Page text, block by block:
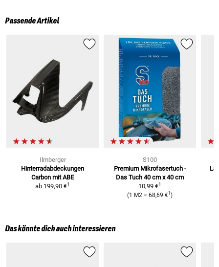
Passende Artikel
Ilmberger
Hinterradabdeckungen
Carbon mit ABE
ab 199,90 €1
S100
Premium Mikrofasertuch -
Das Tuch 40 cm x 40 cm
10,99 €1
(1 M2 =68,69 €1)
Das könnte dich auch interessieren